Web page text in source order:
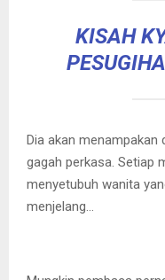
KISAH
Dia akan menampakan
gagah perkasa. Setiap
menyetubuh wanita
menjelang…